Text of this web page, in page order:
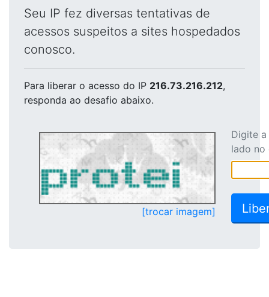
Seu IP fez diversas tentativas de
acessos suspeitos a sites hospedados
conosco.
Para liberar o acesso do IP 216.73.216.212,
responda ao desafio abaixo.
[trocar imagem]
Digite
lado no